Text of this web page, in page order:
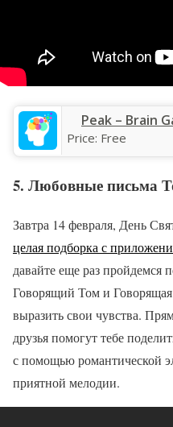
Peak – Brain
Price: Free
5. Любовные письма
Завтра 14 февраля, День
целая подборка с
давайте еще раз пройдемся
Говорящий Том и
выразить свои чувства.
друзья помогут тебе
с помощью романтической
приятной мелодии.